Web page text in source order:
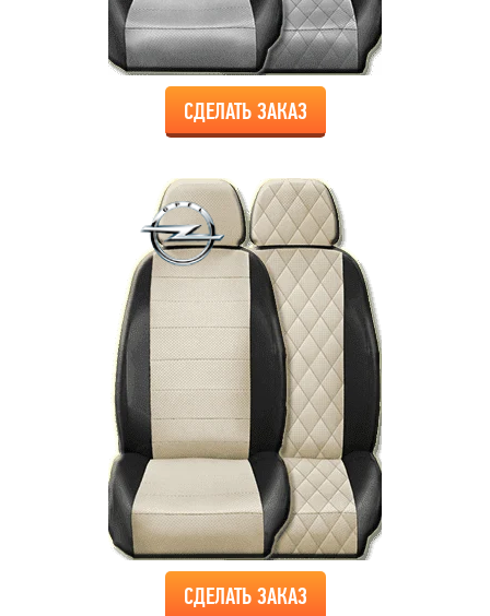
СДЕЛАТЬ ЗАКАЗ
СДЕЛАТЬ ЗАКАЗ